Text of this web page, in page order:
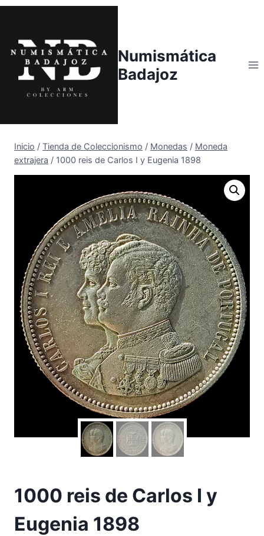
Saltar
contenido
Numismática
Badajoz
Inicio / Tienda de Coleccionismo / Monedas / Moneda
extrajera / 1000 reis de Carlos I y Eugenia 1898
1000 reis de Carlos I y
Eugenia 1898